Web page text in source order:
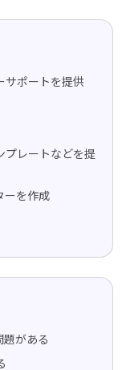
サポートを提供
プレートなどを提
ーを作成
がある